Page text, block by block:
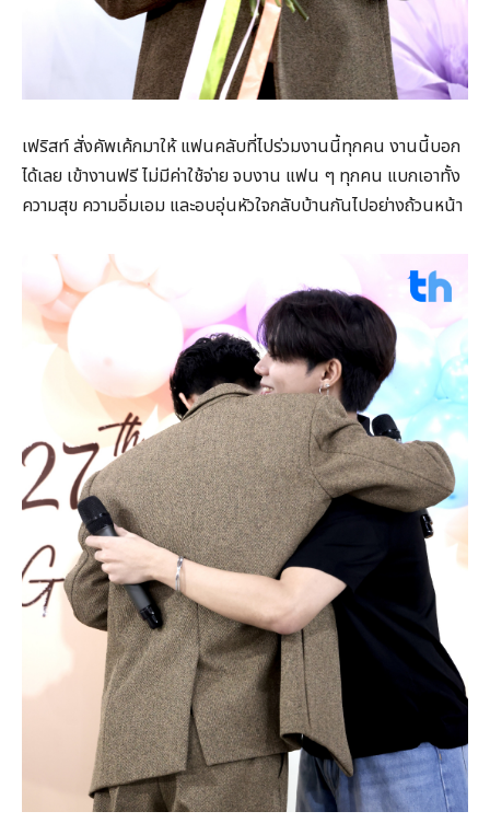
เฟริสท์ สั่งคัพเค้กมาให้ แฟนคลับที่ไปร่วมงานนี้ทุกคน งานนี้บอก
ได้เลย เข้างานฟรี ไม่มีค่าใช้จ่าย จบงาน แฟน ๆ ทุกคน แบกเอาทั้ง
ความสุข ความอิ่มเอม และอบอุ่นหัวใจกลับบ้านกันไปอย่างถ้วนหน้า